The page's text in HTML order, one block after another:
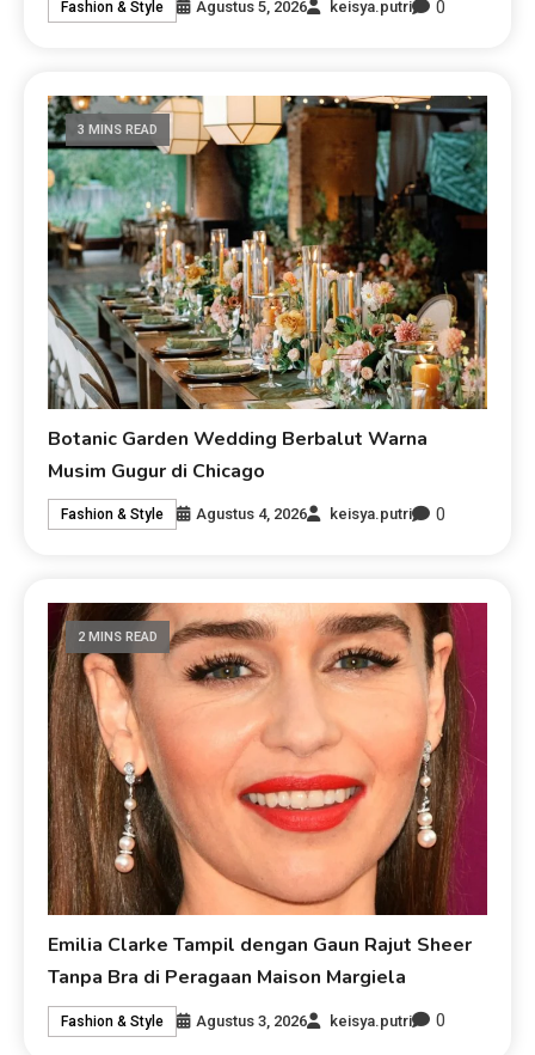
Fashion & Style Agustus 5, 2026 keisya.putri 0
3 MINS READ
Botanic Garden Wedding Berbalut Warna
Musim Gugur di Chicago
Fashion & Style Agustus 4, 2026 keisya.putri 0
2 MINS READ
Emilia Clarke Tampil dengan Gaun Rajut Sheer
Tanpa Bra di Peragaan Maison Margiela
Fashion & Style Agustus 3, 2026 keisya.putri 0